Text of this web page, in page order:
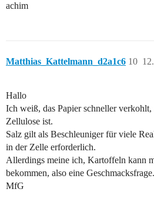
achim
Matthias_Kattelmann_d2a1c6 10
Hallo
Ich weiß, das Papier schneller
Zellulose ist.
Salz gilt als Beschleuniger für viele
in der Zelle erforderlich.
Allerdings meine ich, Kartoffeln kann
bekommen, also eine Geschmacksfrage.
MfG